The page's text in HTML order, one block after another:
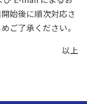
始後に順次対応さ
ご了承ください。
以上